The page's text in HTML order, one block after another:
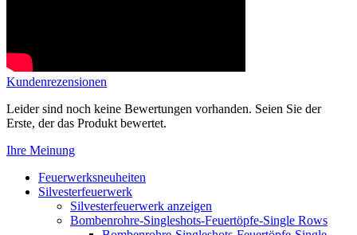
Kundenrezensionen
Leider sind noch keine Bewertungen vorhanden. Seien Sie der
Erste, der das Produkt bewertet.
Ihre Meinung
Feuerwerksneuheiten
Silvesterfeuerwerk
Silvesterfeuerwerk anzeigen
Bombenrohre-Singleshots-Feuertöpfe-Single Rows